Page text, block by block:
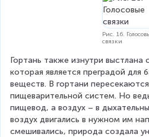
Рис. 16.
связки
Гортань также изнутри выстлана
которая является преградой для
веществ. В гортани
пищеварительной систем. Но
пищевод, а воздух – в
воздух двигались в нужном им
смешивались, природа создала